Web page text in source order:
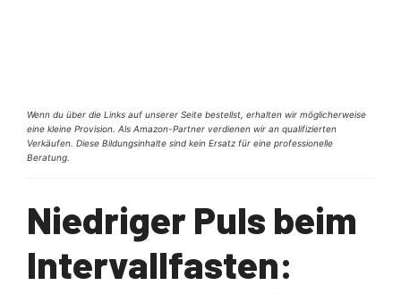
Wenn du über die Links auf unserer Seite bestellst, erhalten wir möglicherweise
eine kleine Provision. Als Amazon-Partner verdienen wir an qualifizierten
Verkäufen. Diese Bildungsinhalte sind kein Ersatz für eine professionelle
Beratung.
Niedriger Puls beim
Intervallfasten: